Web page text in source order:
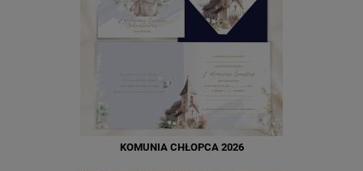
KOMUNIA CHŁOPCA 2026